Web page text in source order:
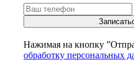
Нажимая на кнопку
обработку персональных